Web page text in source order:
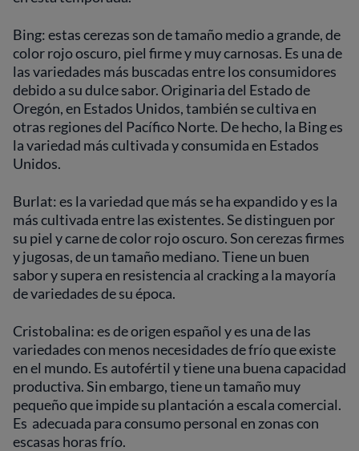
Bing: estas cerezas son de tamaño medio a grande, de
color rojo oscuro, piel firme y muy carnosas. Es una de
las variedades más buscadas entre los consumidores
debido a su dulce sabor. Originaria del Estado de
Oregón, en Estados Unidos, también se cultiva en
otras regiones del Pacífico Norte. De hecho, la Bing es
la variedad más cultivada y consumida en Estados
Unidos.
Burlat: es la variedad que más se ha expandido y es la
más cultivada entre las existentes. Se distinguen por
su piel y carne de color rojo oscuro. Son cerezas firmes
y jugosas, de un tamaño mediano. Tiene un buen
sabor y supera en resistencia al cracking a la mayoría
de variedades de su época.
Cristobalina: es de origen español y es una de las
variedades con menos necesidades de frío que existe
en el mundo. Es autofértil y tiene una buena capacidad
productiva. Sin embargo, tiene un tamaño muy
pequeño que impide su plantación a escala comercial.
Es adecuada para consumo personal en zonas con
escasas horas frío.